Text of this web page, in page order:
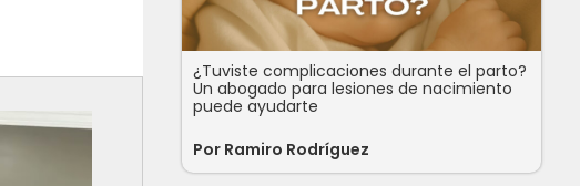
¿Tuviste complicaciones durante el parto?
Un abogado para lesiones de nacimiento
puede ayudarte
Por Ramiro Rodríguez